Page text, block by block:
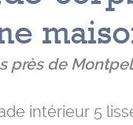
près de
intérieur 5